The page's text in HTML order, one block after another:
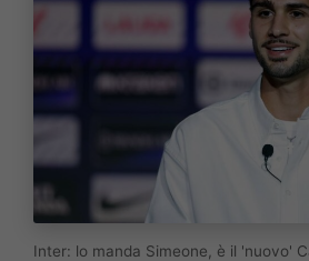
Inter: lo manda Simeone, è il 'nuovo'